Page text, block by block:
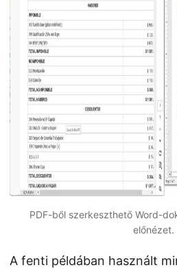
PDF-ből szerkeszthető Word-
előnézet.
A fenti példában használt